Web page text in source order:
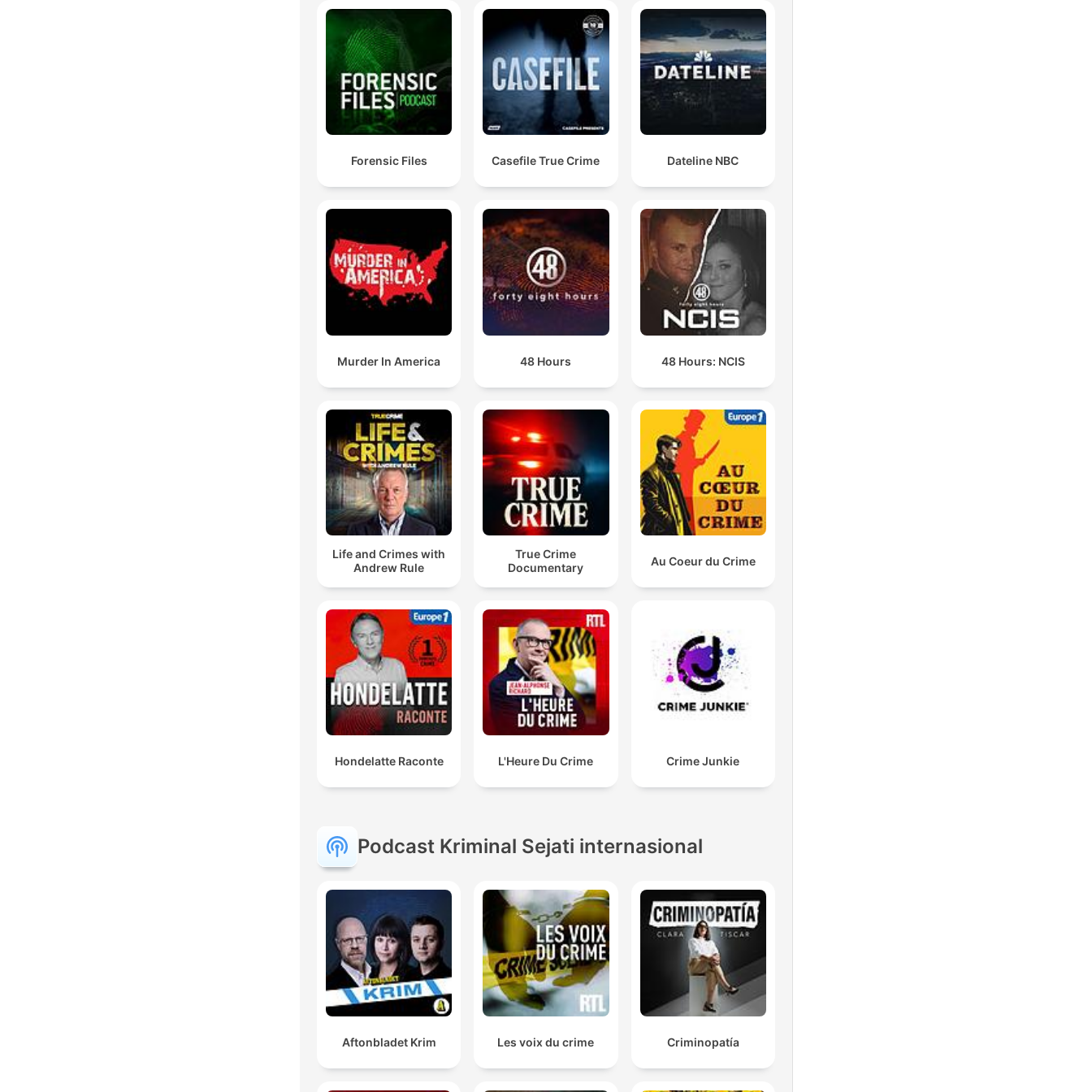
tuż po godzinie 23, co stało w sprzeczności z jego
wcześniejszymi zeznaniami
00:24:48 · Kluczowy dowód odnaleziony przez detektywa
podważył alibi męża ofiary.
funkcjonariusze odnaleźli kilka worków budowlanych
zawierających ludzkie szczątki w stanie daleko
posuniętego rozkładu
on powinien ponieść najsurowszą karę, chociaż żaden
wyrok mi życia córki nie wróci
00:29:11 · Emocjonalne wyznanie matki ofiary wyrażające ból i
pragnienie sprawiedliwości.
Forensic Files Casefile True Crime Dateline NBC
Murder In America 48 Hours 48 Hours: NCIS
Life and Crimes with
Andrew Rule
True Crime
Documentary
Au Coeur du Crime
Hondelatte Raconte L'Heure Du Crime Crime Junkie
Podcast Kriminal Sejati internasional
Aftonbladet Krim Les voix du crime Criminopatía